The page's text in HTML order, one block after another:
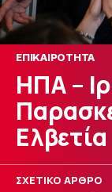
ΕΠΙΚΑΙΡΟΤΗΤΑ
ΗΠΑ –
Ελβετία
ΣΧΕΤΙΚΟ ΑΡΘΡΟ